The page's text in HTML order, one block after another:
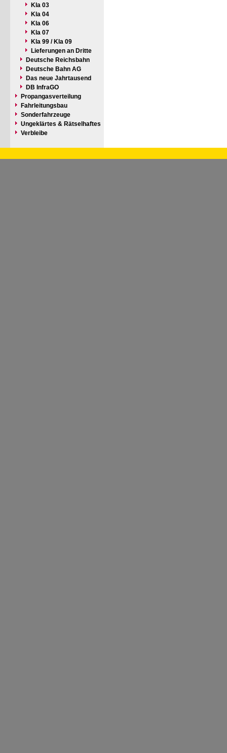
Kla 03
Kla 04
Kla 06
Kla 07
Kla 99 / Kla 09
Lieferungen an Dritte
Deutsche Reichsbahn
Deutsche Bahn AG
Das neue Jahrtausend
DB InfraGO
Propangasverteilung
Fahrleitungsbau
Sonderfahrzeuge
Ungeklärtes & Rätselhaftes
Verbleibe